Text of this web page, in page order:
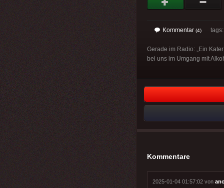
Kommentar (4)
Gerade im Radio: „Ein
bei uns im Umgang mit
Kommentare
2025-01-04 01:57:02 von